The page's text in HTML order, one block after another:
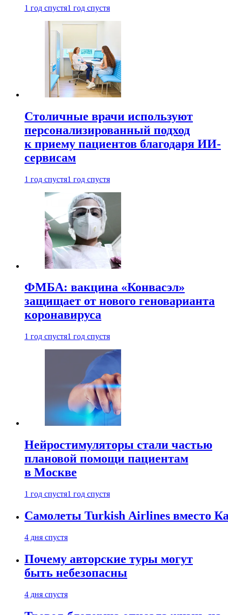
1 год спустя1 год спустя
Столичные врачи используют
персонализированный подход
к приему пациентов благодаря ИИ-
сервисам
1 год спустя1 год спустя
ФМБА: вакцина «Конвасэл»
защищает от нового геноварианта
коронавируса
1 год спустя1 год спустя
Нейростимуляторы стали частью
плановой помощи пациентам
в Москве
1 год спустя1 год спустя
Самолеты Turkish Airlines вместо
4 дня спустя
Почему авторские туры могут
быть небезопасны
4 дня спустя